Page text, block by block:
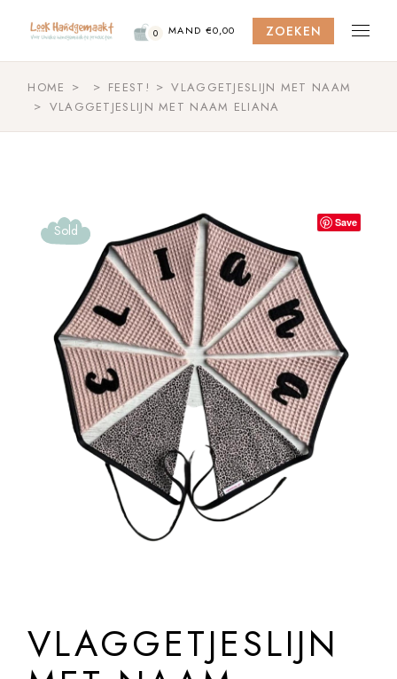
content
0 MAND €0,00 ZOEKEN
HOME FEEST!
VLAGGETJESLIJN MET NAAM
VLAGGETJESLIJN MET NAAM ELIANA
Sold Save
VLAGGETJESLIJN